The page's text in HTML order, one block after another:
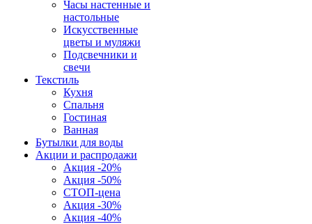
Часы настенные и
настольные
Искусственные
цветы и муляжи
Подсвечники и
свечи
Текстиль
Кухня
Спальня
Гостиная
Ванная
Бутылки для воды
Акции и распродажи
Акция -20%
Акция -50%
СТОП-цена
Акция -30%
Акция -40%